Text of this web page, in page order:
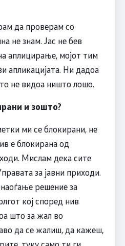
да проверам со
не знам. Јас не бев
аплицирање, мојот тим
апликацијата. Ни дадоа
не видоа ништо лошо.
и зошто?
ми се блокирани, не
е блокирана од
Мислам дека сите
за јавни приходи.
решение за
кој според нив
што за жал во
да се жалиш, да кажеш,